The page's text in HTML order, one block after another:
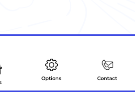
Options Contact